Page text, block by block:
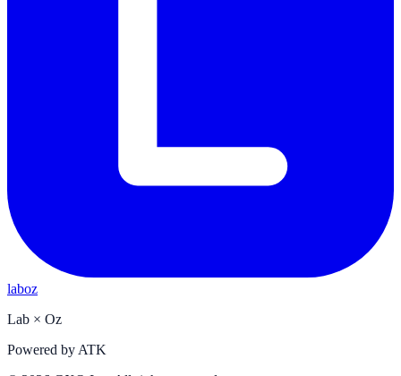
laboz
Lab × Oz
Powered by ATK